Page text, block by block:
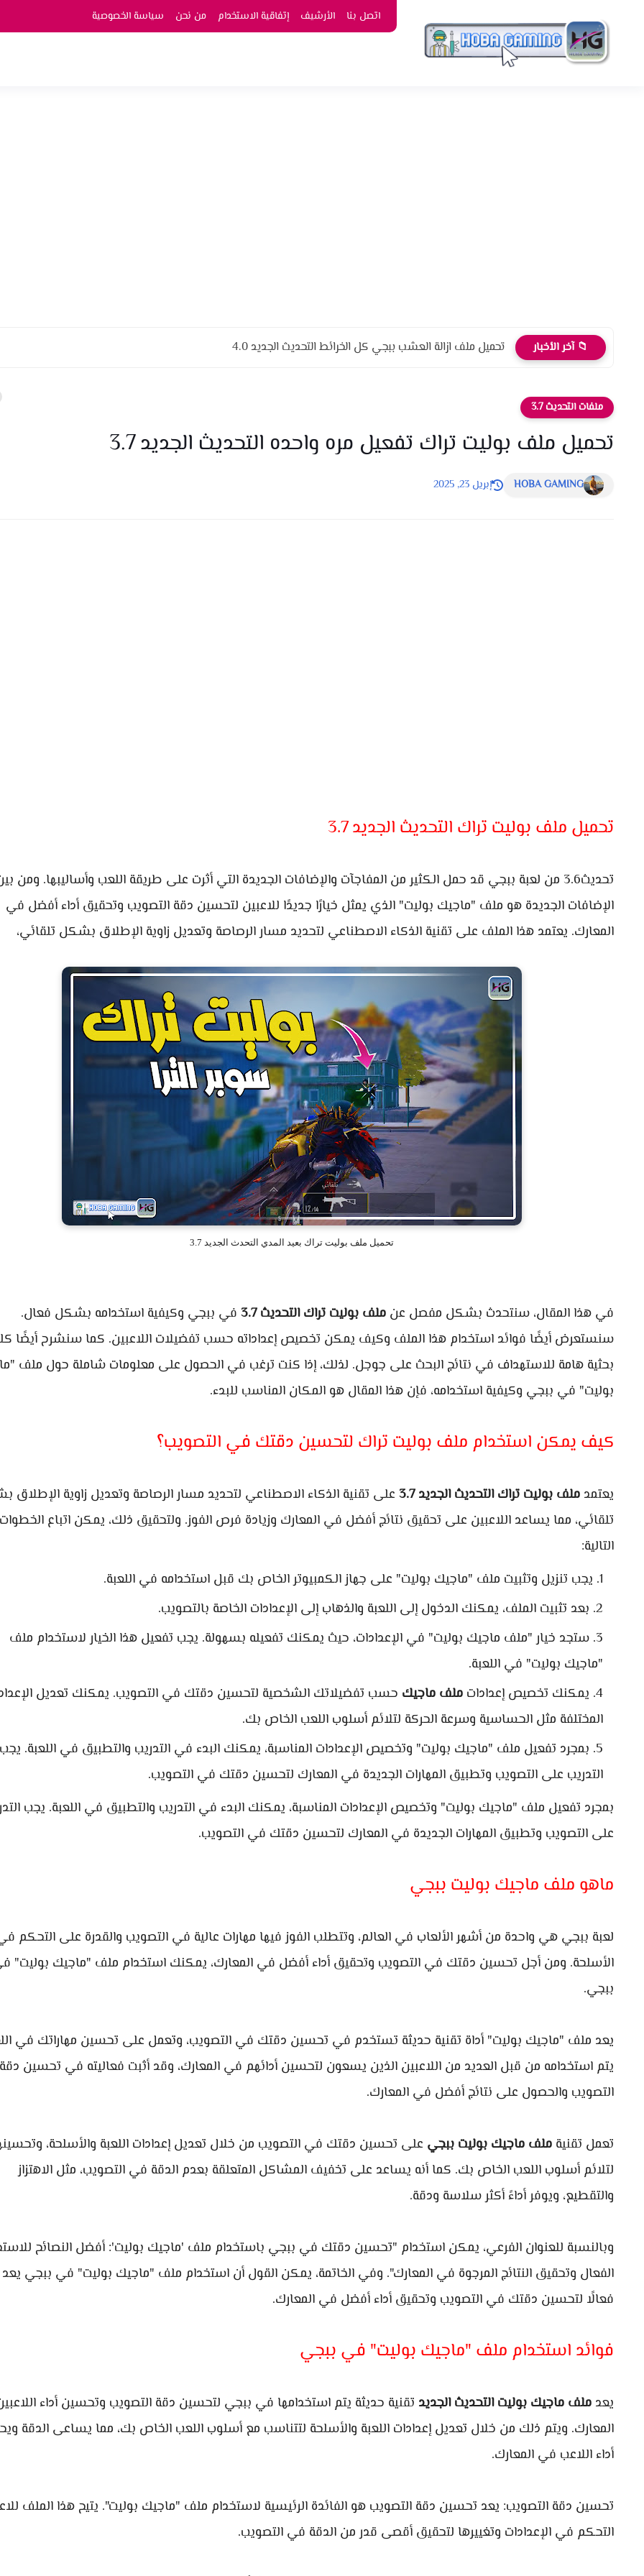
اتصل بنا الأرشيف إتفاقية الاستخدام من نحن سياسة الخصوصية
📁 آخر الأخبار تحميل ملف ازالة العشب ببجي كل الخرائط التحديث الجديد 4.0
ملفات التحديث 3.7
تحميل ملف بوليت تراك تفعيل مره واحده التحديث الجديد 3.7
HOBA GAMING إبريل 23, 2025
تحميل ملف بوليت تراك التحديث الجديد 3.7
تحديث3.6 من لعبة ببجي قد حمل الكثير من المفاجآت والإضافات الجديدة التي أثرت على طريقة اللعب وأساليبها. ومن
الإضافات الجديدة هو ملف "ماجيك بوليت" الذي يمثل خيارًا جديدًا للاعبين لتحسين دقة التصويب وتحقيق أداء أفضل في
المعارك. يعتمد هذا الملف على تقنية الذكاء الاصطناعي لتحديد مسار الرصاصة وتعديل زاوية الإطلاق بشكل تلقائي،
تحميل ملف بوليت تراك بعيد المدي التحدث الجديد 3.7
في هذا المقال، سنتحدث بشكل مفصل عن ملف بوليت تراك التحديث 3.7
في ببجي وكيفية استخدامه بشكل فعال.
سنستعرض أيضًا فوائد استخدام هذا الملف وكيف يمكن تخصيص إعداداته حسب تفضيلات اللاعبين. كما سنشرح أيضًا
بحثية هامة للاستهداف في نتائج البحث على جوجل. لذلك، إذا كنت ترغب في الحصول على معلومات شاملة حول ملف
بوليت" في ببجي وكيفية استخدامه، فإن هذا المقال هو المكان المناسب للبدء.
كيف يمكن استخدام ملف بوليت تراك لتحسين دقتك في التصويب؟
يعتمد ملف بوليت تراك التحديث الجديد 3.7
على تقنية الذكاء الاصطناعي لتحديد مسار الرصاصة وتعديل زاوية الإطلاق
تلقائي، مما يساعد اللاعبين على تحقيق نتائج أفضل في المعارك وزيادة فرص الفوز. ولتحقيق ذلك، يمكن اتباع الخطوات
التالية:
يجب تنزيل وتثبيت ملف "ماجيك بوليت" على جهاز الكمبيوتر الخاص بك قبل استخدامه في اللعبة.
بعد تثبيت الملف، يمكنك الدخول إلى اللعبة والذهاب إلى الإعدادات الخاصة بالتصويب.
ستجد خيار "ملف ماجيك بوليت" في الإعدادات، حيث يمكنك تفعيله بسهولة. يجب تفعيل هذا الخيار لاستخدام ملف
"ماجيك بوليت" في اللعبة.
يمكنك تخصيص إعدادات ملف ماجيك حسب تفضيلاتك الشخصية لتحسين دقتك في التصويب. يمكنك تعديل
المختلفة مثل الحساسية وسرعة الحركة لتلائم أسلوب اللعب الخاص بك.
بمجرد تفعيل ملف "ماجيك بوليت" وتخصيص الإعدادات المناسبة، يمكنك البدء في التدريب والتطبيق في اللعبة. يجب
التدريب على التصويب وتطبيق المهارات الجديدة في المعارك لتحسين دقتك في التصويب.
بمجرد تفعيل ملف "ماجيك بوليت" وتخصيص الإعدادات المناسبة، يمكنك البدء في التدريب والتطبيق في اللعبة. يجب
على التصويب وتطبيق المهارات الجديدة في المعارك لتحسين دقتك في التصويب.
ماهو ملف ماجيك بوليت ببجي
لعبة ببجي هي واحدة من أشهر الألعاب في العالم، وتتطلب الفوز فيها مهارات عالية في التصويب والقدرة على التحكم
الأسلحة. ومن أجل تحسين دقتك في التصويب وتحقيق أداء أفضل في المعارك، يمكنك استخدام ملف "ماجيك بوليت"
ببجي.
يعد ملف "ماجيك بوليت" أداة تقنية حديثة تستخدم في تحسين دقتك في التصويب، وتعمل على تحسين مهاراتك في
يتم استخدامه من قبل العديد من اللاعبين الذين يسعون لتحسين أدائهم في المعارك، وقد أثبت فعاليته في تحسين دقة
التصويب والحصول على نتائج أفضل في المعارك.
تعمل تقنية ملف ماجيك بوليت ببجي على تحسين دقتك في التصويب من خلال تعديل إعدادات اللعبة والأسلحة،
لتلائم أسلوب اللعب الخاص بك. كما أنه يساعد على تخفيف المشاكل المتعلقة بعدم الدقة في التصويب، مثل الاهتزاز
والتقطيع، ويوفر أداءً أكثر سلاسة ودقة.
وبالنسبة للعنوان الفرعي، يمكن استخدام "تحسين دقتك في ببجي باستخدام ملف 'ماجيك بوليت': أفضل النصائح
الفعال وتحقيق النتائج المرجوة في المعارك". وفي الخاتمة، يمكن القول أن استخدام ملف "ماجيك بوليت" في ببجي يعد
فعالًا لتحسين دقتك في التصويب وتحقيق أداء أفضل في المعارك.
فوائد استخدام ملف "ماجيك بوليت" في ببجي
يعد ملف ماجيك بوليت التحديث الجديد تقنية حديثة يتم استخدامها في ببجي لتحسين دقة التصويب وتحسين أداء
المعارك. ويتم ذلك من خلال تعديل إعدادات اللعبة والأسلحة لتتناسب مع أسلوب اللعب الخاص بك، مما يساعى الدقة
أداء اللاعب في المعارك.
تحسين دقة التصويب: يعد تحسين دقة التصويب هو الفائدة الرئيسية لاستخدام ملف "ماجيك بوليت". يتيح هذا الملف
التحكم في الإعدادات وتغييرها لتحقيق أقصى قدر من الدقة في التصويب.